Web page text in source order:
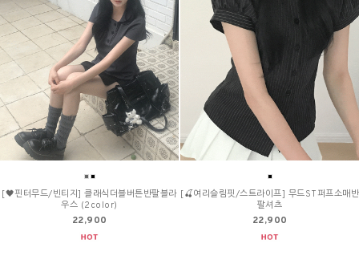
[🖤핀터무드/빈티지] 클래식더블버튼반팔블라
우스 (2color)
22,900
[🍒여리슬림핏/스트라이프] 무드ST퍼프소매반
팔셔츠
22,900